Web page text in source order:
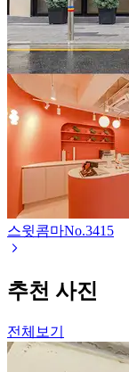
스윗콤마No.3415
추천 사진
전체보기